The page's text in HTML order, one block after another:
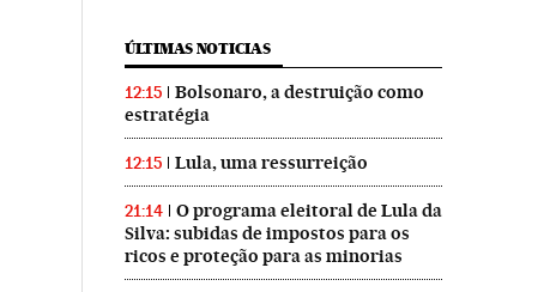
ÚLTIMAS NOTICIAS
12:15
Bolsonaro, a destruição como
estratégia
12:15 Lula, uma ressurreição
21:14
O programa eleitoral de Lula da
Silva: subidas de impostos para os
ricos e proteção para as minorias